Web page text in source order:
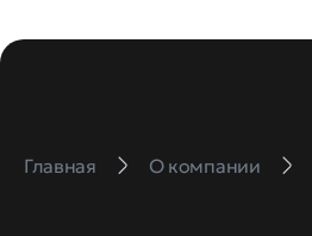
Главная О компании